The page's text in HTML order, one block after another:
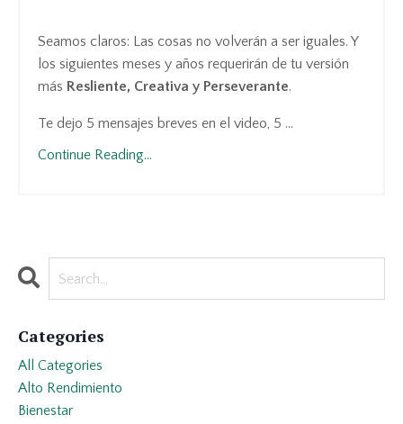
Seamos claros: Las cosas no volverán a ser iguales. Y
los siguientes meses y años requerirán de tu versión
más Resliente, Creativa y Perseverante.
Te dejo 5 mensajes breves en el video, 5 ...
Continue Reading...
Categories
All Categories
Alto Rendimiento
Bienestar